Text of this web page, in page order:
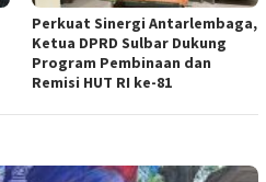
Perkuat Sinergi Antarlembaga,
Ketua DPRD Sulbar Dukung
Program Pembinaan dan
Remisi HUT RI ke-81